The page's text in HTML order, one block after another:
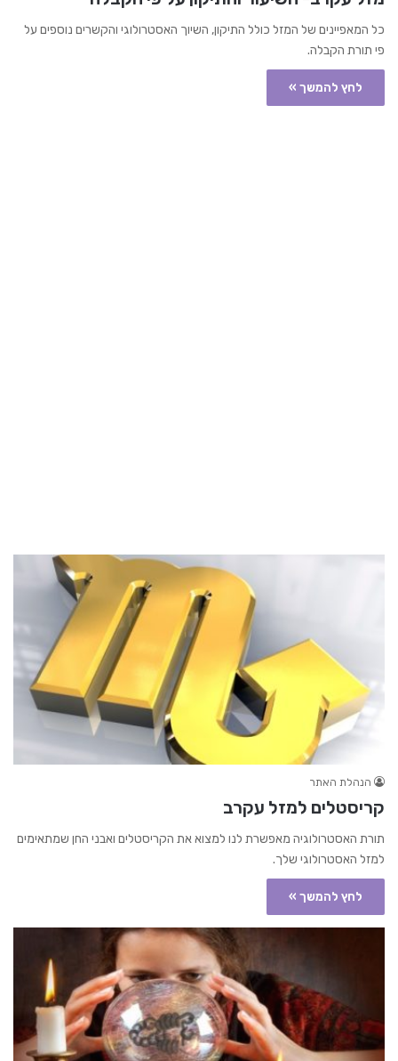
כל המאפיינים של המזל כולל התיקון, השיוך האסטרולוגי והקשרים נוספים על
פי תורת הקבלה.
לחץ להמשך »
הנהלת האתר
קריסטלים למזל עקרב
תורת האסטרולוגיה מאפשרת לנו למצוא את הקריסטלים ואבני החן שמתאימים
למזל האסטרולוגי שלך.
לחץ להמשך »